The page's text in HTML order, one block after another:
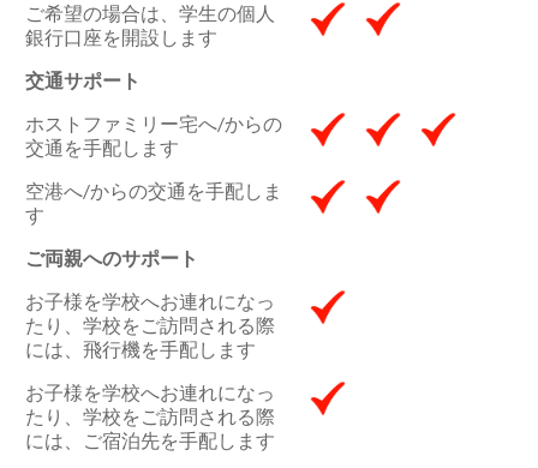
ご希望の場合は、学生の個人
銀行口座を開設します
交通サポート
ホストファミリー宅へ/からの
交通を手配します
空港へ/からの交通を手配しま
す
ご両親へのサポート
お子様を学校へお連れになっ
たり、学校をご訪問される際
には、飛行機を手配します
お子様を学校へお連れになっ
たり、学校をご訪問される際
には、ご宿泊先を手配します